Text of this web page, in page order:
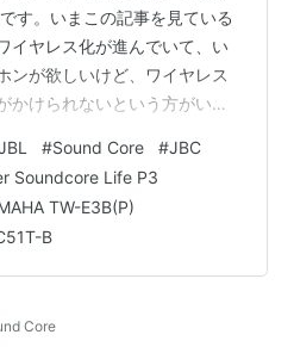
す。いまこの記事を見ている
イヤレス化が進んでいて、い
ンが欲しいけど、ワイヤレス
かけられないという方がいる
良心的なワイヤレスイヤホン
思います。 ちなみにランキン
布と相談しながら見て考え
まず最初に紹介するの
W100TWSです。このイヤホン
#Sound Core #JBC
Soundcore Life P3
TW-E3B(P)
B
Core